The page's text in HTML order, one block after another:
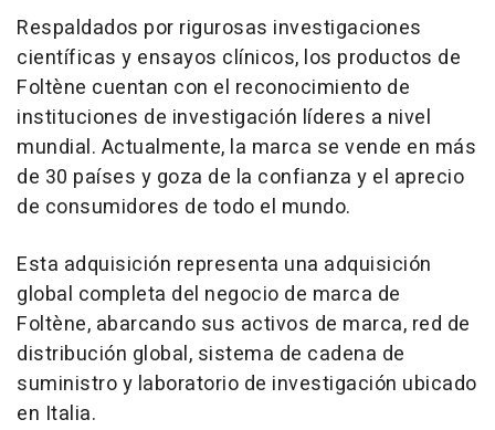
Respaldados por rigurosas investigaciones
científicas y ensayos clínicos, los productos de
Foltène cuentan con el reconocimiento de
instituciones de investigación líderes a nivel
mundial. Actualmente, la marca se vende en más
de 30 países y goza de la confianza y el aprecio
de consumidores de todo el mundo.
Esta adquisición representa una adquisición
global completa del negocio de marca de
Foltène, abarcando sus activos de marca, red de
distribución global, sistema de cadena de
suministro y laboratorio de investigación ubicado
en Italia.